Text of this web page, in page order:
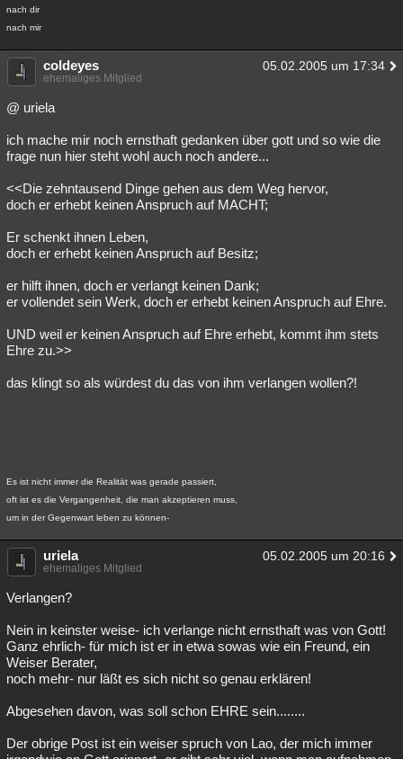
nach dir
nach mir
coldeyes 05.02.2005 um 17:34
ehemaliges Mitglied
@ uriela
ich mache mir noch ernsthaft gedanken über gott und so wie die
frage nun hier steht wohl auch noch andere...
<<Die zehntausend Dinge gehen aus dem Weg hervor,
doch er erhebt keinen Anspruch auf MACHT;
Er schenkt ihnen Leben,
doch er erhebt keinen Anspruch auf Besitz;
er hilft ihnen, doch er verlangt keinen Dank;
er vollendet sein Werk, doch er erhebt keinen Anspruch auf Ehre.
UND weil er keinen Anspruch auf Ehre erhebt, kommt ihm stets
Ehre zu.>>
das klingt so als würdest du das von ihm verlangen wollen?!
Es ist nicht immer die Realität was gerade passiert,
oft ist es die Vergangenheit, die man akzeptieren muss,
um in der Gegenwart leben zu können-
uriela 05.02.2005 um 20:16
ehemaliges Mitglied
Verlangen?
Nein in keinster weise- ich verlange nicht ernsthaft was von Gott!
Ganz ehrlich- für mich ist er in etwa sowas wie ein Freund, ein
Weiser Berater,
noch mehr- nur läßt es sich nicht so genau erklären!
Abgesehen davon, was soll schon EHRE sein........
Der obrige Post ist ein weiser spruch von Lao, der mich immer